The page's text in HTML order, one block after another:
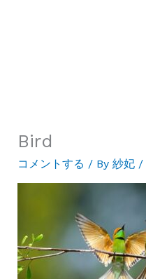
Bird
コメントする / By 紗妃 /